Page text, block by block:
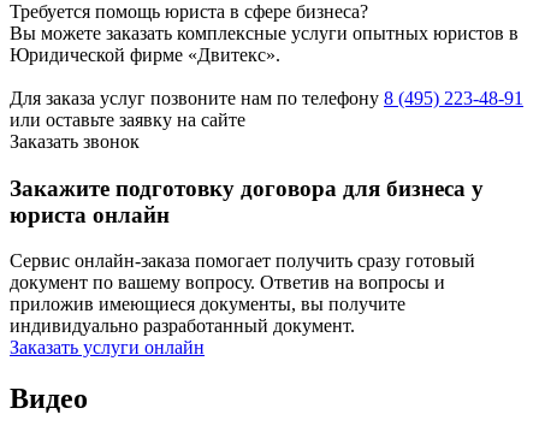
Требуется помощь юриста в сфере бизнеса?
Вы можете заказать комплексные услуги опытных юристов в
Юридической фирме «Двитекс».
Для заказа услуг позвоните нам по телефону 8 (495) 223-48-91
или оставьте заявку на сайте
Заказать звонок
Закажите подготовку договора для бизнеса у
юриста онлайн
Сервис онлайн-заказа помогает получить сразу готовый
документ по вашему вопросу. Ответив на вопросы и
приложив имеющиеся документы, вы получите
индивидуально разработанный документ.
Заказать услуги онлайн
Видео